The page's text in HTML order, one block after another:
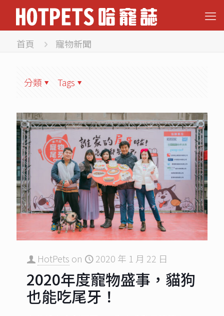
首頁 寵物新聞
分類 Tags
HotPets on 2020 年 1 月 22 日
2020年度寵物盛事，貓狗
也能吃尾牙！